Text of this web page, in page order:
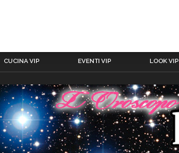
CUCINA VIP EVENTI VIP LOOK VIP